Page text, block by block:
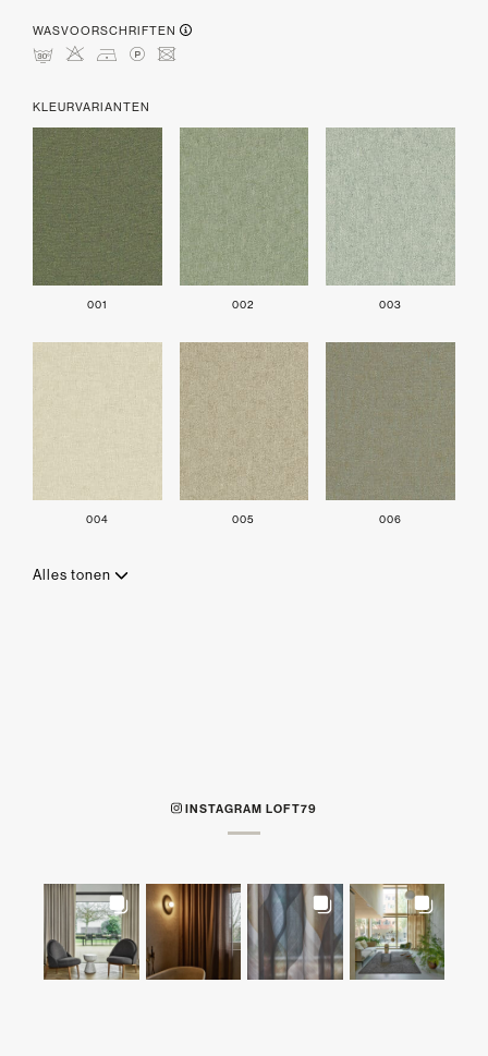
WASVOORSCHRIFTEN
mHDLU
KLEURVARIANTEN
001 002 003
004 005 006
Alles tonen
INSTAGRAM LOFT79